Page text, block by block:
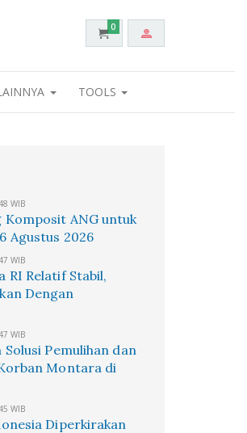
0
TOOLS
WIB
Komposit ANG untuk
Agustus 2026
WIB
RI Relatif Stabil,
Dengan
WIB
Solusi Pemulihan dan
Montara di
WIB
Diperkirakan